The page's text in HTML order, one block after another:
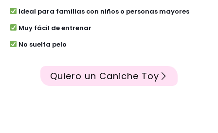
Ideal para familias con niños o personas mayores
Muy fácil de entrenar
No suelta pelo
Quiero un Caniche Toy